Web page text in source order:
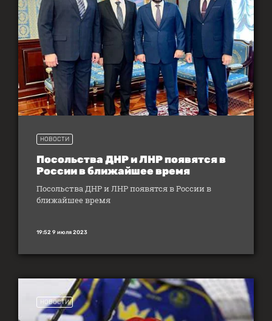
НОВОСТИ
Посольства ДНР и ЛНР появятся в
России в ближайшее время
Посольства ДНР и ЛНР появятся в России в
ближайшее время
19:52 9 июля 2023
НОВОСТИ